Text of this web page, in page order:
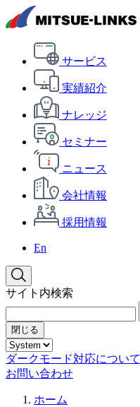
サービス
実績紹介
ナレッジ
セミナー
ニュース
会社情報
採用情報
En
サイト内検索
閉じる
ダークモード対応について
お問い合わせ
ホーム